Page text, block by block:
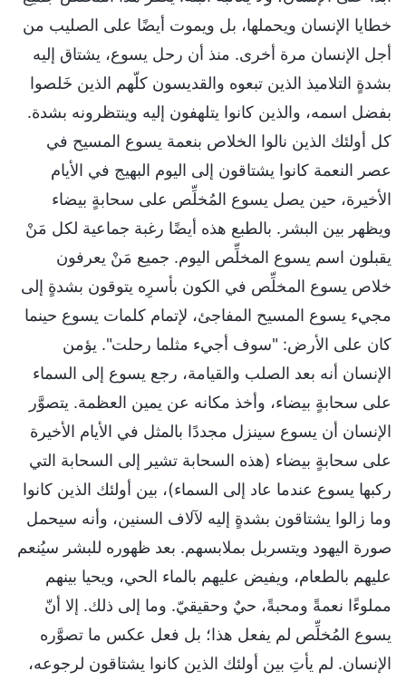
خطايا الإنسان ويحملها، بل ويموت أيضًا على الصليب من
أجل الإنسان مرة أخرى. منذ أن رحل يسوع، يشتاق إليه
بشدةٍ التلاميذ الذين تبعوه والقديسون كلّهم الذين خَلصوا
بفضل اسمه، والذين كانوا يتلهفون إليه وينتظرونه بشدة.
كل أولئك الذين نالوا الخلاص بنعمة يسوع المسيح في
عصر النعمة كانوا يشتاقون إلى اليوم البهيج في الأيام
الأخيرة، حين يصل يسوع المُخلِّص على سحابةٍ بيضاء
ويظهر بين البشر. بالطبع هذه أيضًا رغبة جماعية لكل مَنْ
يقبلون اسم يسوع المخلِّص اليوم. جميع مَنْ يعرفون
خلاص يسوع المخلِّص في الكون بأسرِه يتوقون بشدةٍ إلى
مجيء يسوع المسيح المفاجئ، لإتمام كلمات يسوع حينما
كان على الأرض: "سوف أجيء مثلما رحلت". يؤمن
الإنسان أنه بعد الصلب والقيامة، رجع يسوع إلى السماء
على سحابةٍ بيضاء، وأخذ مكانه عن يمين العظمة. يتصوَّر
الإنسان أن يسوع سينزل مجددًا بالمثل في الأيام الأخيرة
على سحابةٍ بيضاء (هذه السحابة تشير إلى السحابة التي
ركبها يسوع عندما عاد إلى السماء)، بين أولئك الذين كانوا
وما زالوا يشتاقون بشدةٍ إليه لآلاف السنين، وأنه سيحمل
صورة اليهود ويتسربل بملابسهم. بعد ظهوره للبشر سيُنعم
عليهم بالطعام، ويفيض عليهم بالماء الحي، ويحيا بينهم
مملوءًا نعمةً ومحبةً، حيٌ وحقيقيّ. وما إلى ذلك. إلا أنّ
يسوع المُخلِّص لم يفعل هذا؛ بل فعل عكس ما تصوَّره
الإنسان. لم يأتِ بين أولئك الذين كانوا يشتاقون لرجوعه،